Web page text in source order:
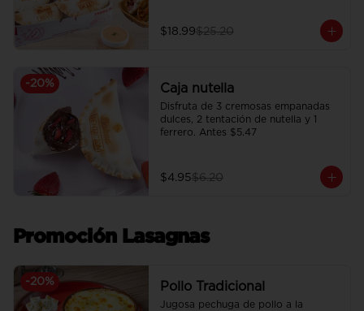
$18.99$25.20
-20% Caja nutella
Disfruta de 3 cremosas empanadas
dulces, 2 tentación de nutella y 1
ferrero. Antes $5.47
$4.95$6.20
Promoción Lasagnas
-20% Pollo Tradicional
Jugosa pechuga de pollo a la